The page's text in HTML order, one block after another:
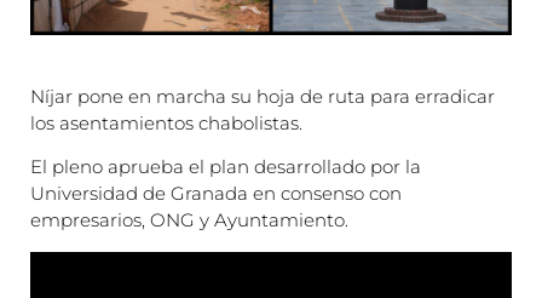
Níjar pone en marcha su hoja de ruta para erradicar
los asentamientos chabolistas.
El pleno aprueba el plan desarrollado por la
Universidad de Granada en consenso con
empresarios, ONG y Ayuntamiento.